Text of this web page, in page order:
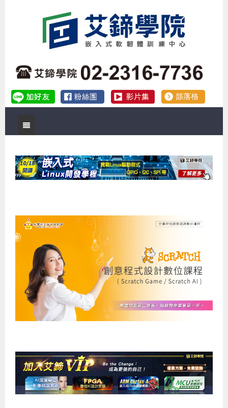
關於艾鍗
儲備講師計劃
最新補助課程
師資介紹
開發板介紹
環境設備
最新職缺
艾鍗新聞
課程說明會
政府補助職訓說明會
嵌入式Linux開發系列課程
[學程] 嵌入式Linux開發實務
Linux系統建置實務
Linux系統程式設計
Linux驅動程式設計實戰
Raspberry Pi之Python程式設計硬體控制
嵌入式Linux開發與AI影像辨識
MCU韌體設計系列課程
ARM MCU單晶片韌體開發
USB韌體設計
STM32嵌入式開發實戰
生醫感測器整合設計班
硬體/IC設計系列課程
全能電路設計實戰班
FPGA 數位IC設計實戰
工業電子丙級輔導考照課程
SoC FPGA嵌入式設計實戰
AI人工智慧系列課程
iPAS AI應用規劃師能力鑑定課程
AI機器學習與深度學習實戰班
青少年AI人工智慧實作班
iPAS經濟部產業人才能力鑑定
iPAS巨量資料分析師
iPAS機器學習工程師
AI雲端原生與MLOps自動化實務
n8n 零基礎工作自動化實戰班
[學程]物聯網整合開發實戰
Web全端開發應用
5G-SDN通訊系列課程
SDN網路技術與Mininet實戰
ROS機器人開發系列課程
熱門課程
讓 AI 成為你的數位同事
AI雲端原生與MLOps自動化實務
n8n 零基礎工作自動化實戰班
Vibe Coding：AI 協作全端開發實戰班
數位課程總覽
嵌入式Linux開發系列
嵌入式Linux學程(數位豪華版)
Linux系統程式設計
使用C語言控制Raspberry Pi
Linux 作業系統實務
MCU韌體開發系列
MCU韌體設計
AI邊緣運算實作TensorFlow Lite for MCU
AI人工智慧系列課程
生成式AI能力認證
生成式AI基礎模型到Agentic AI
AI雲端原生與MLOps自動化實務
Web全端開發應用班
物聯網整合開發與應用
Python硬體控制-Pi Pico物聯網實作
iPAS產業人才能力鑑定系列
iPAS AI應用規劃師
升大學APCS/學習歷程專區
補助專班
待業青年職訓課程(29歲以下)
Kubernetes工程師養成班
[假日班]AI邊緣運算實作TensorFlow Lite for MCU
[假日班]物聯網資訊安全實務
企業服務
企業教育訓練
企業儲值優惠方案
艾鍗企業VIP會員
電腦教室租借服務[台北]
合作夥伴專區
研討活動
學員專區
會員優惠
廠商求才
學員常見問題
學員權益與報名須知
前進校園